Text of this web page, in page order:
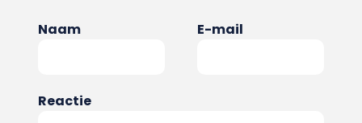
Naam E-mail
Reactie